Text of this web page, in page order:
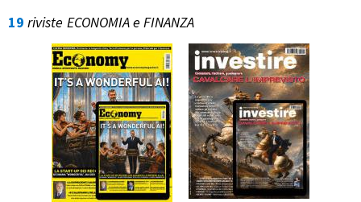
19 riviste ECONOMIA e FINANZA